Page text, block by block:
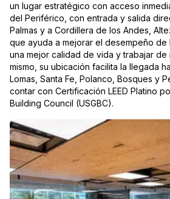
un lugar estratégico con acceso
del Periférico, con entrada y salida
Palmas y a Cordillera de los Andes,
que ayuda a mejorar el desempeño de
una mejor calidad de vida y trabajar de
mismo, su ubicación facilita la llegada
Lomas, Santa Fe, Polanco, Bosques y
contar con Certificación LEED Platino
Building Council (USGBC).